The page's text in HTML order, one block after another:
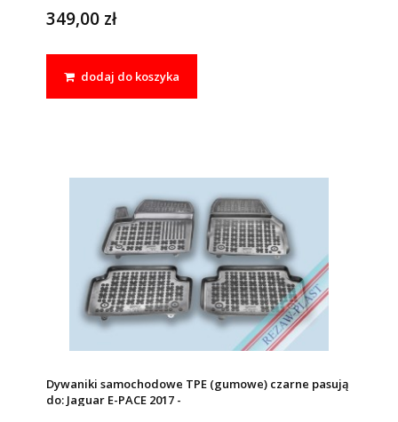
349,00 zł
dodaj do koszyka
Dywaniki samochodowe TPE (gumowe) czarne pasują
do: Jaguar E-PACE 2017 -